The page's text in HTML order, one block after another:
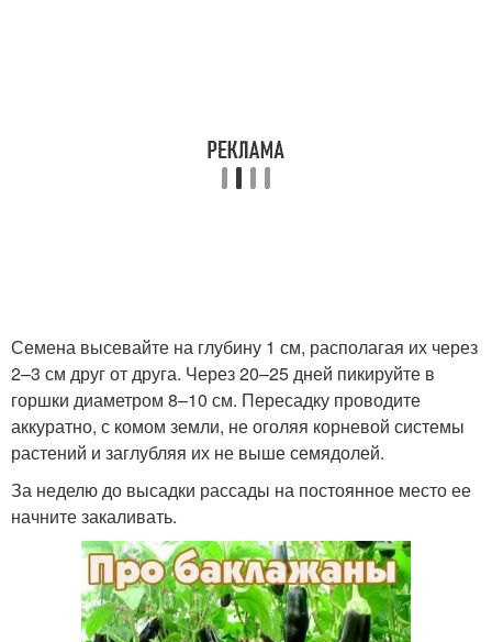
Семена высевайте на глубину 1 см, располагая их через
2–3 см друг от друга. Через 20–25 дней пикируйте в
горшки диаметром 8–10 см. Пересадку проводите
аккуратно, с комом земли, не оголяя корневой системы
растений и заглубляя их не выше семядолей.
За неделю до высадки рассады на постоянное место ее
начните закаливать.